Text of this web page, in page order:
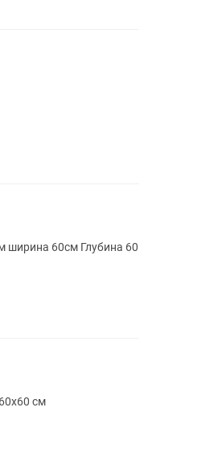
ширина 60см Глубина 60
см